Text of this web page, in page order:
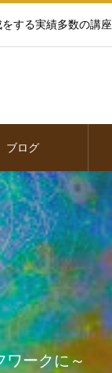
する実績多数の講座
ブログ
ークに～